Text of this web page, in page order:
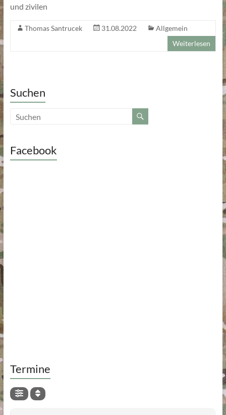
und zivilen
Thomas Santrucek 31.08.2022
Allgemein
Weiterlesen
Suchen
Facebook
Termine